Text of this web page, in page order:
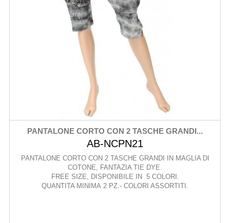
PANTALONE CORTO CON 2 TASCHE GRANDI...
AB-NCPN21
PANTALONE CORTO CON 2 TASCHE GRANDI IN MAGLIA DI
COTONE, FANTAZIA TIE DYE.
FREE SIZE, DISPONIBILE IN 5 COLORI.
QUANTITA MINIMA 2 PZ.- COLORI ASSORTITI.